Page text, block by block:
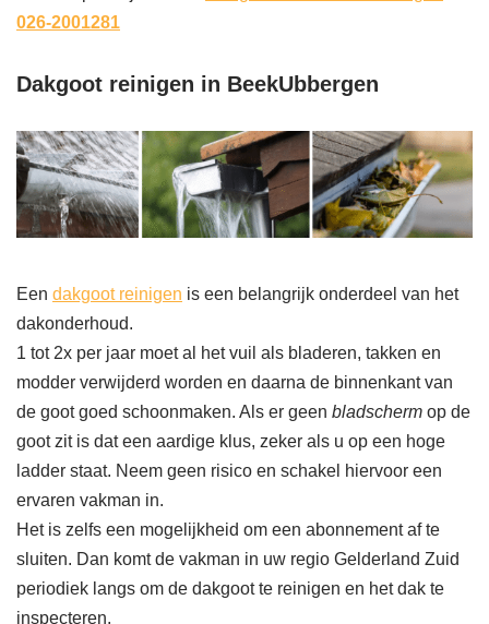
026-2001281
Dakgoot reinigen in BeekUbbergen
Een dakgoot reinigen is een belangrijk onderdeel van het
dakonderhoud.
1 tot 2x per jaar moet al het vuil als bladeren, takken en
modder verwijderd worden en daarna de binnenkant van
de goot goed schoonmaken. Als er geen bladscherm op de
goot zit is dat een aardige klus, zeker als u op een hoge
ladder staat. Neem geen risico en schakel hiervoor een
ervaren vakman in.
Het is zelfs een mogelijkheid om een abonnement af te
sluiten. Dan komt de vakman in uw regio Gelderland Zuid
periodiek langs om de dakgoot te reinigen en het dak te
inspecteren.